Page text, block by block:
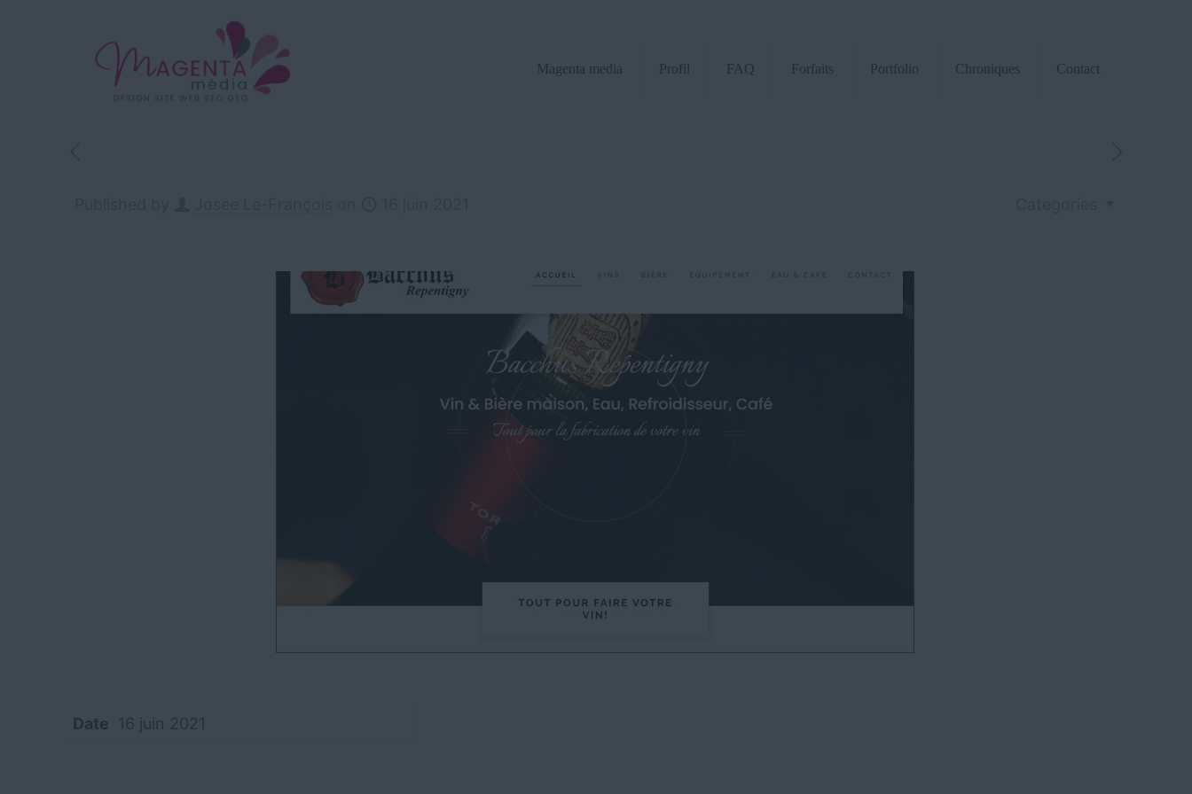
Magenta media Profil FAQ Forfaits Portfolio Chroniques Contact
Date 16 juin 2021